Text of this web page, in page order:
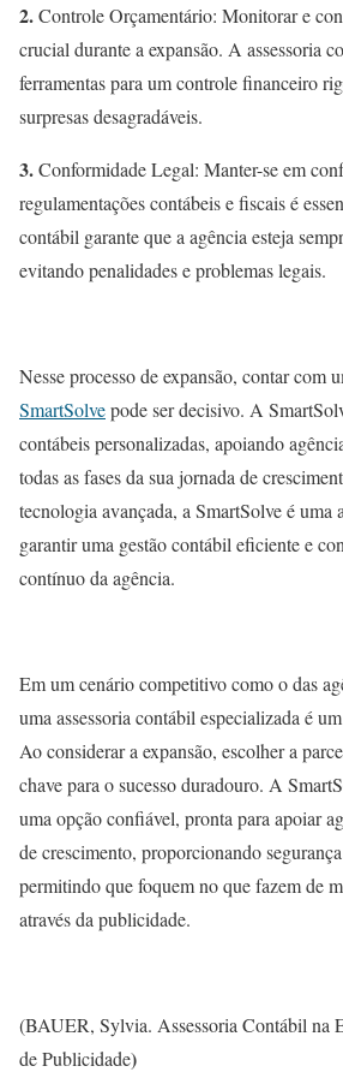
2.Controle Orçamentário: Monitorar e
crucial durante a expansão. A assessoria
ferramentas para um controle financeiro
surpresas desagradáveis.
3.Conformidade Legal: Manter-se em
regulamentações contábeis e fiscais é
contábil garante que a agência esteja
evitando penalidades e problemas legais.
Nesse processo de expansão, contar com
SmartSolvepode ser decisivo. A
contábeis personalizadas, apoiando
todas as fases da sua jornada de
tecnologia avançada, a SmartSolve é uma
garantir uma gestão contábil eficiente e
contínuo da agência.
Em um cenário competitivo como o das
uma assessoria contábil especializada é
Ao considerar a expansão, escolher a
chave para o sucesso duradouro. A
uma opção confiável, pronta para apoiar
de crescimento, proporcionando
permitindo que foquem no que fazem de
através da publicidade.
(BAUER, Sylvia. Assessoria Contábil na
de Publicidade)